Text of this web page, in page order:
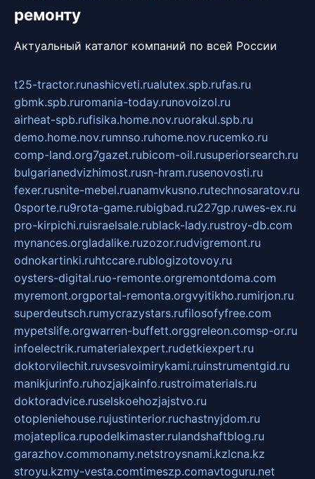
ремонту
Актуальный каталог компаний по всей России
t25-tractor.runashicveti.rualutex.spb.rufas.ru
gbmk.spb.ruromania-today.runovoizol.ru
airheat-spb.rufisika.home.nov.ruorakul.spb.ru
demo.home.nov.rumnso.ruhome.nov.rucemko.ru
comp-land.org7gazet.rubicom-oil.rusuperiorsearch.ru
bulgarianedvizhimost.rusn-hram.rusenovosti.ru
fexer.rusnite-mebel.ruanamvkusno.rutechnosaratov.ru
0sporte.ru9rota-game.rubigbad.ru227gp.ruwes-ex.ru
pro-kirpichi.ruisraelsale.rublack-lady.rustroy-db.com
mynances.orgladalike.ruzozor.rudvigremont.ru
odnokartinki.ruhtccare.rublogizotovoy.ru
oysters-digital.ruo-remonte.orgremontdoma.com
myremont.orgportal-remonta.orgvyitikho.rumirjon.ru
superdeutsch.rumycrazystars.rufilosofyfree.com
mypetslife.orgwarren-buffett.orggreleon.comsp-or.ru
infoelectrik.rumaterialexpert.rudetkiexpert.ru
doktorvilechit.ruvsesvoimirykami.ruinstrumentgid.ru
manikjurinfo.ruhozjajkainfo.rustroimaterials.ru
doktoradvice.ruselskoehozjajstvo.ru
otopleniehouse.rujustinterior.ruchastnyjdom.ru
mojateplica.rupodelkimaster.rulandshaftblog.ru
garazhov.commonamy.netstroysnami.kzlcna.kz
stroyu.kzmy-vesta.comtimeszp.comavtoguru.net